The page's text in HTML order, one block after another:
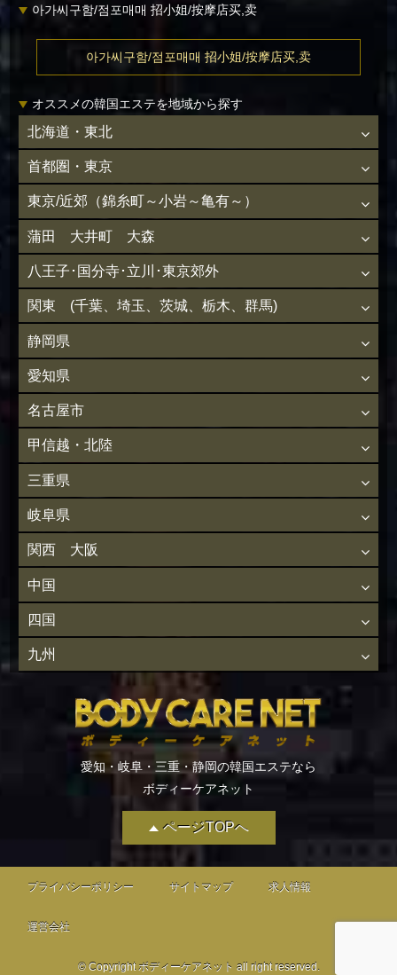
ページTOPへ
아가씨구함/점포매매 招小姐/按摩店买,卖
아가씨구함/점포매매 招小姐/按摩店买,卖
オススメの韓国エステを地域から探す
北海道・東北
首都圏・東京
東京/近郊（錦糸町～小岩～亀有～）
蒲田 大井町 大森
八王子･国分寺･立川･東京郊外
関東 (千葉、埼玉、茨城、栃木、群馬)
静岡県
愛知県
名古屋市
甲信越・北陸
三重県
岐阜県
関西 大阪
中国
四国
九州
愛知・岐阜・三重・静岡の韓国エステなら
ボディーケアネット
プライバシーポリシー サイトマップ 求人情報
運営会社
© Copyright ボディーケアネット all right reserved.